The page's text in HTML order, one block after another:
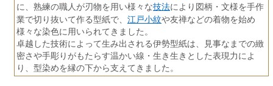
に、熟練の職人が刃物を用い様々な技法により図柄・文様を手作
業で切り抜いて作る型紙で、 江戸小紋や友禅などの着物を始め
様々な染色に用いられてきました。
卓越した技術によって生み出される伊勢型紙は、見事なまでの緻
密さや手彫りがもたらす温かい線・生き生きとした表現力によ
り、型染めを縁の下から支えてきました。